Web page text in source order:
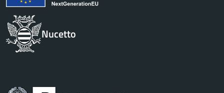
Nucetto